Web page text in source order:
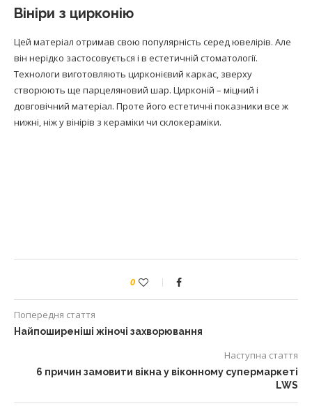
Вініри з цирконію
Цей матеріал отримав свою популярність серед ювелірів. Але
він нерідко застосовується і в естетичній стоматології.
Технологи виготовляють цирконієвий каркас, зверху
створюють ще парцеляновий шар. Цирконій – міцний і
довговічний матеріал. Проте його естетичні показники все ж
нижні, ніж у вінірів з кераміки чи склокераміки.
0
Попередня стаття
Найпоширеніші жіночі захворювання
Наступна стаття
6 причин замовити вікна у віконному супермаркеті
LWS